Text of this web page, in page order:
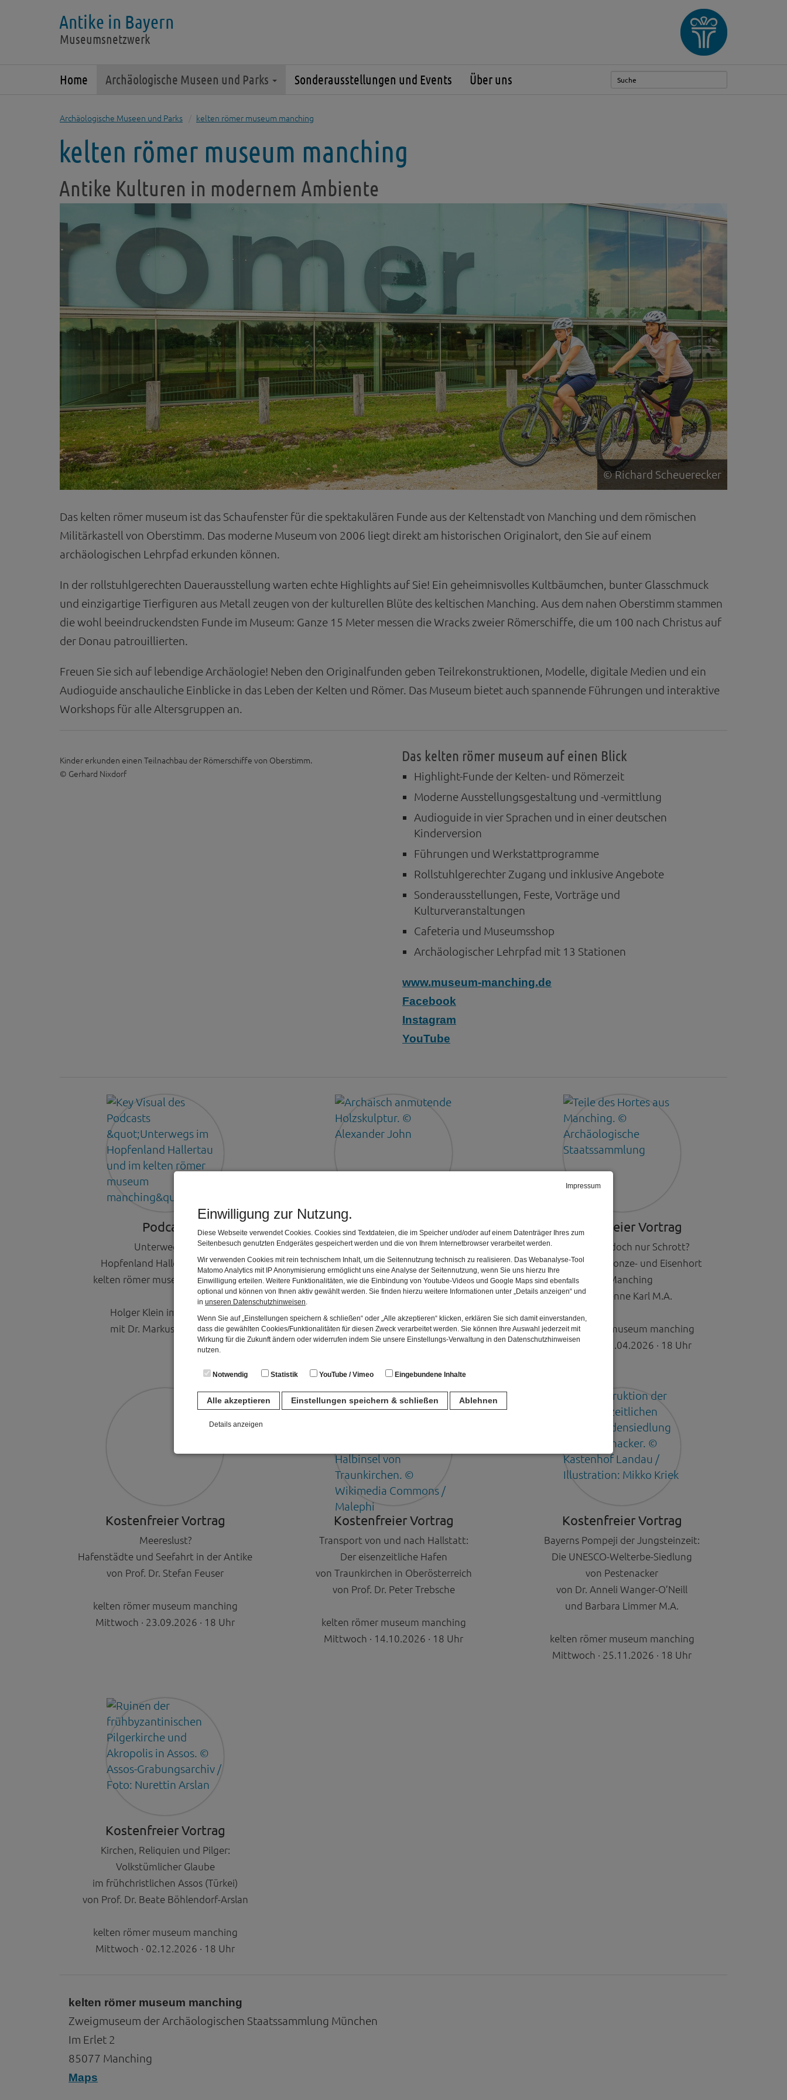
Impressum
Einwilligung zur Nutzung.
Diese Webseite verwendet Cookies. Cookies sind Textdateien, die im Speicher und/oder auf einem Datenträger Ihres zum
Seitenbesuch genutzten Endgerätes gespeichert werden und die von Ihrem Internetbrowser verarbeitet werden.
Wir verwenden Cookies mit rein technischem Inhalt, um die Seitennutzung technisch zu realisieren. Das Webanalyse-Tool
Matomo Analytics mit IP Anonymisierung ermöglicht uns eine Analyse der Seitennutzung, wenn Sie uns hierzu Ihre
Einwilligung erteilen. Weitere Funktionalitäten, wie die Einbindung von Youtube-Videos und Google Maps sind ebenfalls
optional und können von Ihnen aktiv gewählt werden. Sie finden hierzu weitere Informationen unter „Details anzeigen“ und
in unseren Datenschutzhinweisen.
Wenn Sie auf „Einstellungen speichern & schließen“ oder „Alle akzeptieren“ klicken, erklären Sie sich damit einverstanden,
dass die gewählten Cookies/Funktionalitäten für diesen Zweck verarbeitet werden. Sie können Ihre Auswahl jederzeit mit
Wirkung für die Zukunft ändern oder widerrufen indem Sie unsere Einstellungs-Verwaltung in den Datenschutzhinweisen
nutzen.
Notwendig Statistik YouTube / Vimeo Eingebundene Inhalte
Alle akzeptieren Einstellungen speichern & schließen Ablehnen
Details anzeigen
Diese Cookies sind für den Betrieb der Seite unbedingt notwendig. Hierbei werden keinerlei personenbezogenen Daten
gespeichert. Lediglich eine anonyme Session-ID wird hinterlegt.
Diese Website nutzt Matomo Analytics für die Auswertung der Seitenaufrufe als Statistik. Die hierdurch gespeicherten Daten
werden ausschließlich auf unseren eigenen Servern gespeichert. Eine Übertragung an Dritte erfolgt nicht. Wir verwenden
die Funktion AnonymizeIP zur Anonymisierung Ihrer IP-Adresse, so dass diese gekürzt wird und nicht mehr Ihrem Besuch
auf unserer Internetseite zugeordnet werden kann.
YouTube / Vimeo
Videos werden über die Plattformen YouTube oder Vimeo eingebunden. Wir nutzen YouTube im erweiterten
Datenschutzmodus. Dieser Modus bewirkt laut YouTube, dass YouTube keine Informationen über die Besucher auf dieser
Website speichert, bevor diese sich das Video ansehen.
Eingebundene Inhalte
Antike in Bayern
Museumsnetzwerk
Home Archäologische Museen und Parks Sonderausstellungen und Events Über uns
Archäologische Museen und Parks kelten römer museum manching
kelten römer museum manching
Antike Kulturen in modernem Ambiente
© Richard Scheuerecker
Zurück Weiter
Das kelten römer museum ist das Schaufenster für die spektakulären Funde aus der Keltenstadt von Manching und dem römischen
Militärkastell von Oberstimm. Das moderne Museum von 2006 liegt direkt am historischen Originalort, den Sie auf einem
archäologischen Lehrpfad erkunden können.
In der rollstuhlgerechten Dauerausstellung warten echte Highlights auf Sie! Ein geheimnisvolles Kultbäumchen, bunter Glasschmuck
und einzigartige Tierfiguren aus Metall zeugen von der kulturellen Blüte des keltischen Manching. Aus dem nahen Oberstimm stammen
die wohl beeindruckendsten Funde im Museum: Ganze 15 Meter messen die Wracks zweier Römerschiffe, die um 100 nach Christus auf
der Donau patrouillierten.
Freuen Sie sich auf lebendige Archäologie! Neben den Originalfunden geben Teilrekonstruktionen, Modelle, digitale Medien und ein
Audioguide anschauliche Einblicke in das Leben der Kelten und Römer. Das Museum bietet auch spannende Führungen und interaktive
Workshops für alle Altersgruppen an.
Kinder erkunden einen Teilnachbau der Römerschiffe von Oberstimm.
© Gerhard Nixdorf
Das kelten römer museum auf einen Blick
Highlight-Funde der Kelten- und Römerzeit
Moderne Ausstellungsgestaltung und -vermittlung
Audioguide in vier Sprachen und in einer deutschen
Kinderversion
Führungen und Werkstattprogramme
Rollstuhlgerechter Zugang und inklusive Angebote
Sonderausstellungen, Feste, Vorträge und
Kulturveranstaltungen
Cafeteria und Museumsshop
Archäologischer Lehrpfad mit 13 Stationen
www.museum-manching.de
Facebook
Instagram
YouTube
Podcast
Unterwegs im
Hopfenland Hallertau und im
kelten römer museum manching
Holger Klein im Gespräch
mit Dr. Markus Strathaus
Sonderausstellung
vierSCHICHTIG
Kunst und Archäologie
kelten römer museum manching
Kostenfreier Vortrag
Schatz oder doch nur Schrott?
Der römische Bronze- und Eisenhort
aus Manching
von Fabienne Karl M.A.
kelten römer museum manching
Mittwoch · 22.04.2026 · 18 Uhr
Kostenfreier Vortrag
Meereslust?
Hafenstädte und Seefahrt in der Antike
von Prof. Dr. Stefan Feuser
kelten römer museum manching
Mittwoch · 23.09.2026 · 18 Uhr
Kostenfreier Vortrag
Transport von und nach Hallstatt:
Der eisenzeitliche Hafen
von Traunkirchen in Oberösterreich
von Prof. Dr. Peter Trebsche
kelten römer museum manching
Mittwoch · 14.10.2026 · 18 Uhr
Kostenfreier Vortrag
Bayerns Pompeji der Jungsteinzeit:
Die UNESCO-Welterbe-Siedlung
von Pestenacker
von Dr. Anneli Wanger-O’Neill
und Barbara Limmer M.A.
kelten römer museum manching
Mittwoch · 25.11.2026 · 18 Uhr
Kostenfreier Vortrag
Kirchen, Reliquien und Pilger:
Volkstümlicher Glaube
im frühchristlichen Assos (Türkei)
von Prof. Dr. Beate Böhlendorf-Arslan
kelten römer museum manching
Mittwoch · 02.12.2026 · 18 Uhr
kelten römer museum manching
Zweigmuseum der Archäologischen Staatssammlung München
Im Erlet 2
85077 Manching
Maps